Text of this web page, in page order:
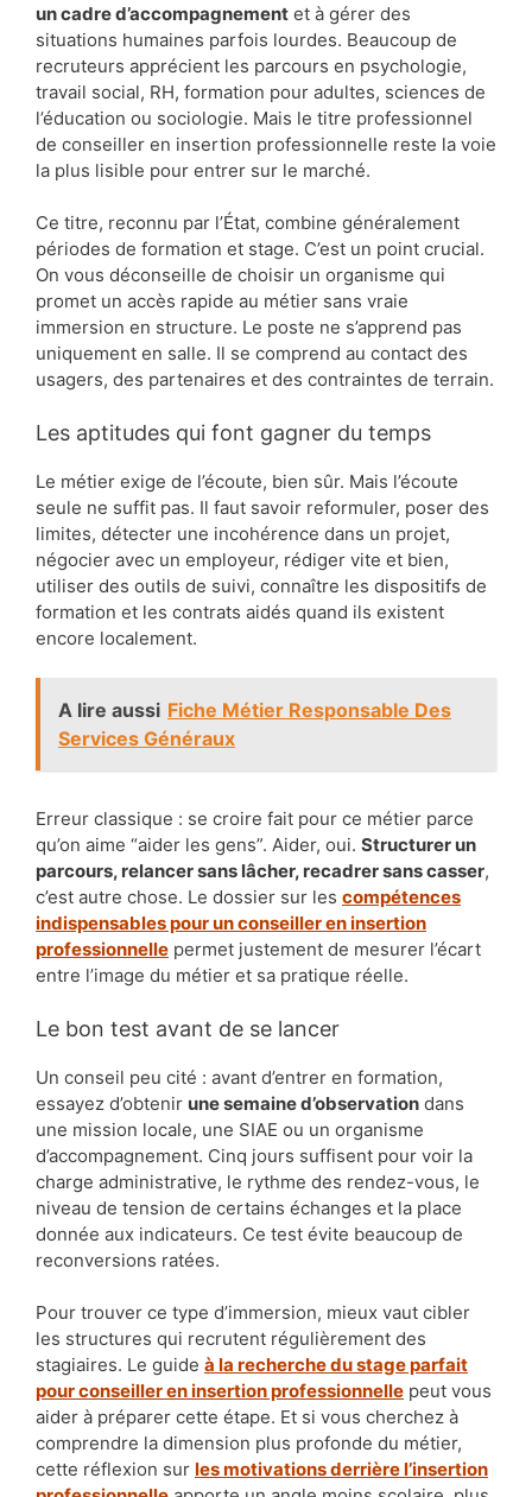
un cadre d’accompagnement et à gérer des
situations humaines parfois lourdes. Beaucoup de
recruteurs apprécient les parcours en psychologie,
travail social, RH, formation pour adultes, sciences de
l’éducation ou sociologie. Mais le titre professionnel
de conseiller en insertion professionnelle reste la voie
la plus lisible pour entrer sur le marché.
Ce titre, reconnu par l’État, combine généralement
périodes de formation et stage. C’est un point crucial.
On vous déconseille de choisir un organisme qui
promet un accès rapide au métier sans vraie
immersion en structure. Le poste ne s’apprend pas
uniquement en salle. Il se comprend au contact des
usagers, des partenaires et des contraintes de terrain.
Les aptitudes qui font gagner du temps
Le métier exige de l’écoute, bien sûr. Mais l’écoute
seule ne suffit pas. Il faut savoir reformuler, poser des
limites, détecter une incohérence dans un projet,
négocier avec un employeur, rédiger vite et bien,
utiliser des outils de suivi, connaître les dispositifs de
formation et les contrats aidés quand ils existent
encore localement.
A lire aussi Fiche Métier Responsable Des
Services Généraux
Erreur classique : se croire fait pour ce métier parce
qu’on aime “aider les gens”. Aider, oui. Structurer un
parcours, relancer sans lâcher, recadrer sans casser,
c’est autre chose. Le dossier sur les compétences
indispensables pour un conseiller en insertion
professionnelle permet justement de mesurer l’écart
entre l’image du métier et sa pratique réelle.
Le bon test avant de se lancer
Un conseil peu cité : avant d’entrer en formation,
essayez d’obtenir une semaine d’observation dans
une mission locale, une SIAE ou un organisme
d’accompagnement. Cinq jours suffisent pour voir la
charge administrative, le rythme des rendez-vous, le
niveau de tension de certains échanges et la place
donnée aux indicateurs. Ce test évite beaucoup de
reconversions ratées.
Pour trouver ce type d’immersion, mieux vaut cibler
les structures qui recrutent régulièrement des
stagiaires. Le guide à la recherche du stage parfait
pour conseiller en insertion professionnelle peut vous
aider à préparer cette étape. Et si vous cherchez à
comprendre la dimension plus profonde du métier,
cette réflexion sur les motivations derrière l’insertion